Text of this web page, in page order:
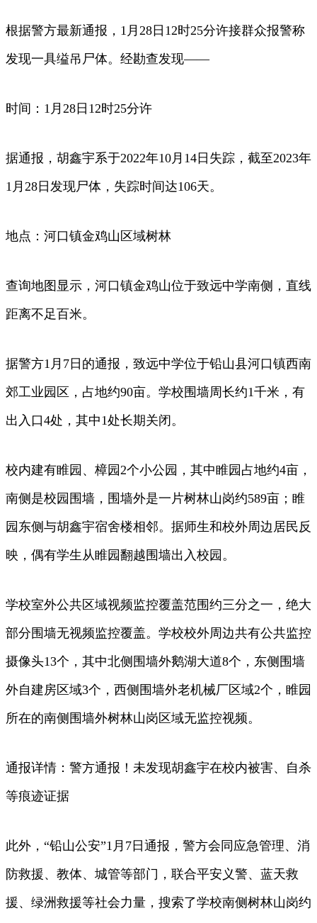
根据警方最新通报，1月28日12时25分许接群众报警称
发现一具缢吊尸体。经勘查发现——
时间：1月28日12时25分许
据通报，胡鑫宇系于2022年10月14日失踪，截至2023年
1月28日发现尸体，失踪时间达106天。
地点：河口镇金鸡山区域树林
查询地图显示，河口镇金鸡山位于致远中学南侧，直线
距离不足百米。
据警方1月7日的通报，致远中学位于铅山县河口镇西南
郊工业园区，占地约90亩。学校围墙周长约1千米，有
出入口4处，其中1处长期关闭。
校内建有睢园、樟园2个小公园，其中睢园占地约4亩，
南侧是校园围墙，围墙外是一片树林山岗约589亩；睢
园东侧与胡鑫宇宿舍楼相邻。据师生和校外周边居民反
映，偶有学生从睢园翻越围墙出入校园。
学校室外公共区域视频监控覆盖范围约三分之一，绝大
部分围墙无视频监控覆盖。学校校外周边共有公共监控
摄像头13个，其中北侧围墙外鹅湖大道8个，东侧围墙
外自建房区域3个，西侧围墙外老机械厂区域2个，睢园
所在的南侧围墙外树林山岗区域无监控视频。
通报详情：警方通报！未发现胡鑫宇在校内被害、自杀
等痕迹证据
此外，“铅山公安”1月7日通报，警方会同应急管理、消
防救援、教体、城管等部门，联合平安义警、蓝天救
援、绿洲救援等社会力量，搜索了学校南侧树林山岗约